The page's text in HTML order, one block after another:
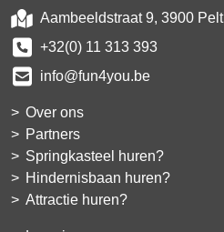
Aambeeldstraat 9, 3900 Pelt
+32(0) 11 313 393
info@fun4you.be
Over ons
Partners
Springkasteel huren?
Hindernisbaan huren?
Attractie huren?